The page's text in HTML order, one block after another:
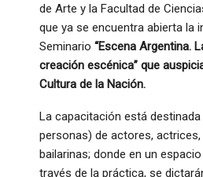
de Arte y la Facultad de
que ya se encuentra abierta la
Seminario “Escena Argentina.
creación escénica” que
Cultura de la Nación.
La capacitación está
personas) de actores, actrices,
bailarinas; donde en un
través de la práctica, se